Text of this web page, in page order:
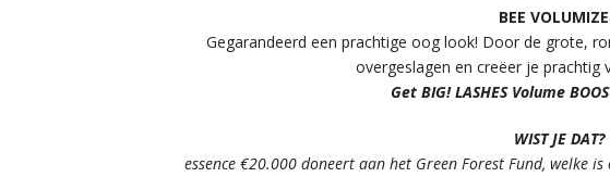
BEE
Gegarandeerd een prachtige oog look! Door de grote,
overgeslagen en creëer je prachtig
Get BIG! LASHES Volume
WIST JE DAT?
essence €20.000 doneert aan het Green Forest Fund, welke